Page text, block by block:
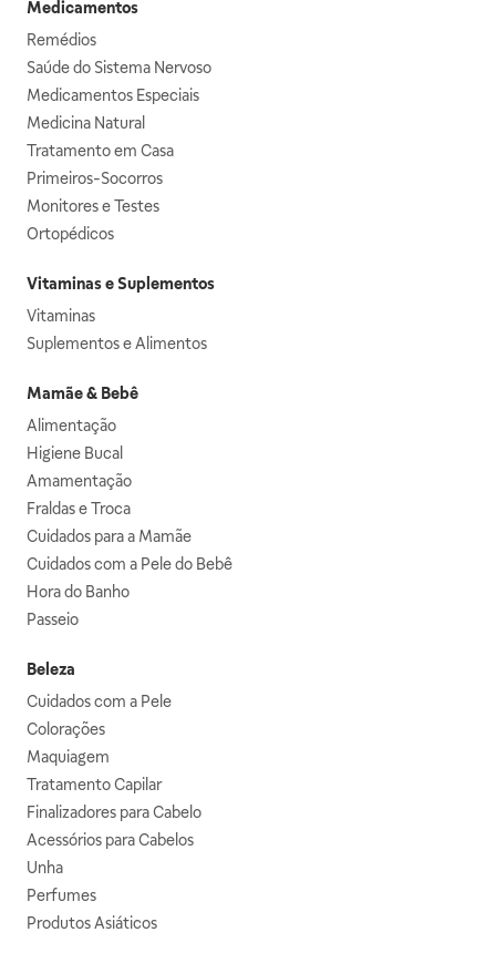
Medicamentos
Remédios
Saúde do Sistema Nervoso
Medicamentos Especiais
Medicina Natural
Tratamento em Casa
Primeiros-Socorros
Monitores e Testes
Ortopédicos
Vitaminas e Suplementos
Vitaminas
Suplementos e Alimentos
Mamãe & Bebê
Alimentação
Higiene Bucal
Amamentação
Fraldas e Troca
Cuidados para a Mamãe
Cuidados com a Pele do Bebê
Hora do Banho
Passeio
Beleza
Cuidados com a Pele
Colorações
Maquiagem
Tratamento Capilar
Finalizadores para Cabelo
Acessórios para Cabelos
Unha
Perfumes
Produtos Asiáticos